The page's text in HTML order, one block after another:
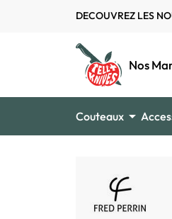
DECOUVREZ LES
Nos
Couteaux 